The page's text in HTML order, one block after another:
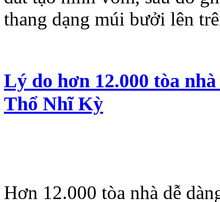
thang dạng múi bưởi lên
Lý do hơn 12.000 tòa
Thổ Nhĩ Kỳ
Hơn 12.000 tòa nhà dễ